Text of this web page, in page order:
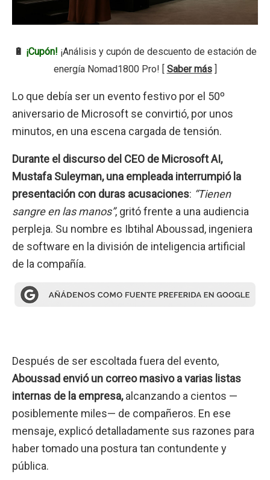
🔋 ¡Cupón! ¡Análisis y cupón de descuento de estación de
energía Nomad1800 Pro! [ Saber más]
Lo que debía ser un evento festivo por el 50º
aniversario de Microsoft se convirtió, por unos
minutos, en una escena cargada de tensión.
Durante el discurso del CEO de Microsoft AI,
Mustafa Suleyman, una empleada interrumpió la
presentación con duras acusaciones: “Tienen
sangre en las manos”, gritó frente a una audiencia
perpleja. Su nombre es Ibtihal Aboussad, ingeniera
de software en la división de inteligencia artificial
de la compañía.
Después de ser escoltada fuera del evento,
Aboussad envió un correo masivo a varias listas
internas de la empresa,alcanzando a cientos —
posiblemente miles— de compañeros. En ese
mensaje, explicó detalladamente sus razones para
haber tomado una postura tan contundente y
pública.